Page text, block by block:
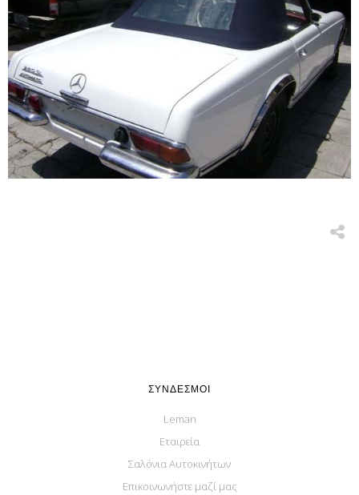
ΣΎΝΔΕΣΜΟΙ
Leman
Εταιρεία
Σαλόνια Αυτοκινήτων
Επικοινωνήστε μαζί μας